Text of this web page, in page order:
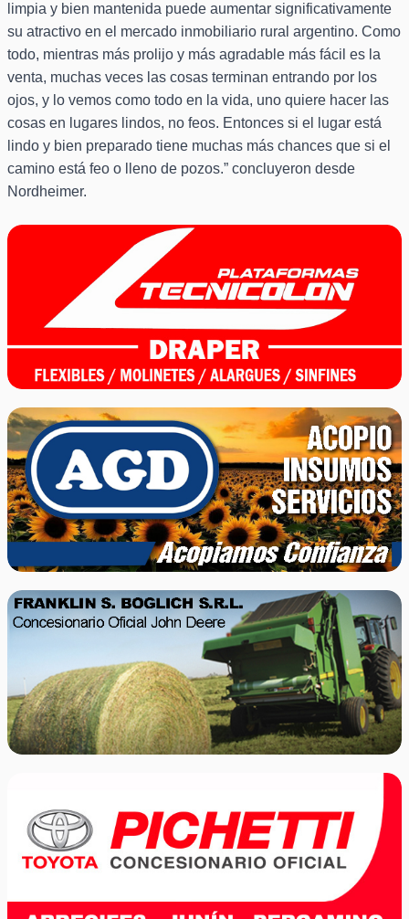
limpia y bien mantenida puede aumentar significativamente
su atractivo en el mercado inmobiliario rural argentino. Como
todo, mientras más prolijo y más agradable más fácil es la
venta, muchas veces las cosas terminan entrando por los
ojos, y lo vemos como todo en la vida, uno quiere hacer las
cosas en lugares lindos, no feos. Entonces si el lugar está
lindo y bien preparado tiene muchas más chances que si el
camino está feo o lleno de pozos.” concluyeron desde
Nordheimer.